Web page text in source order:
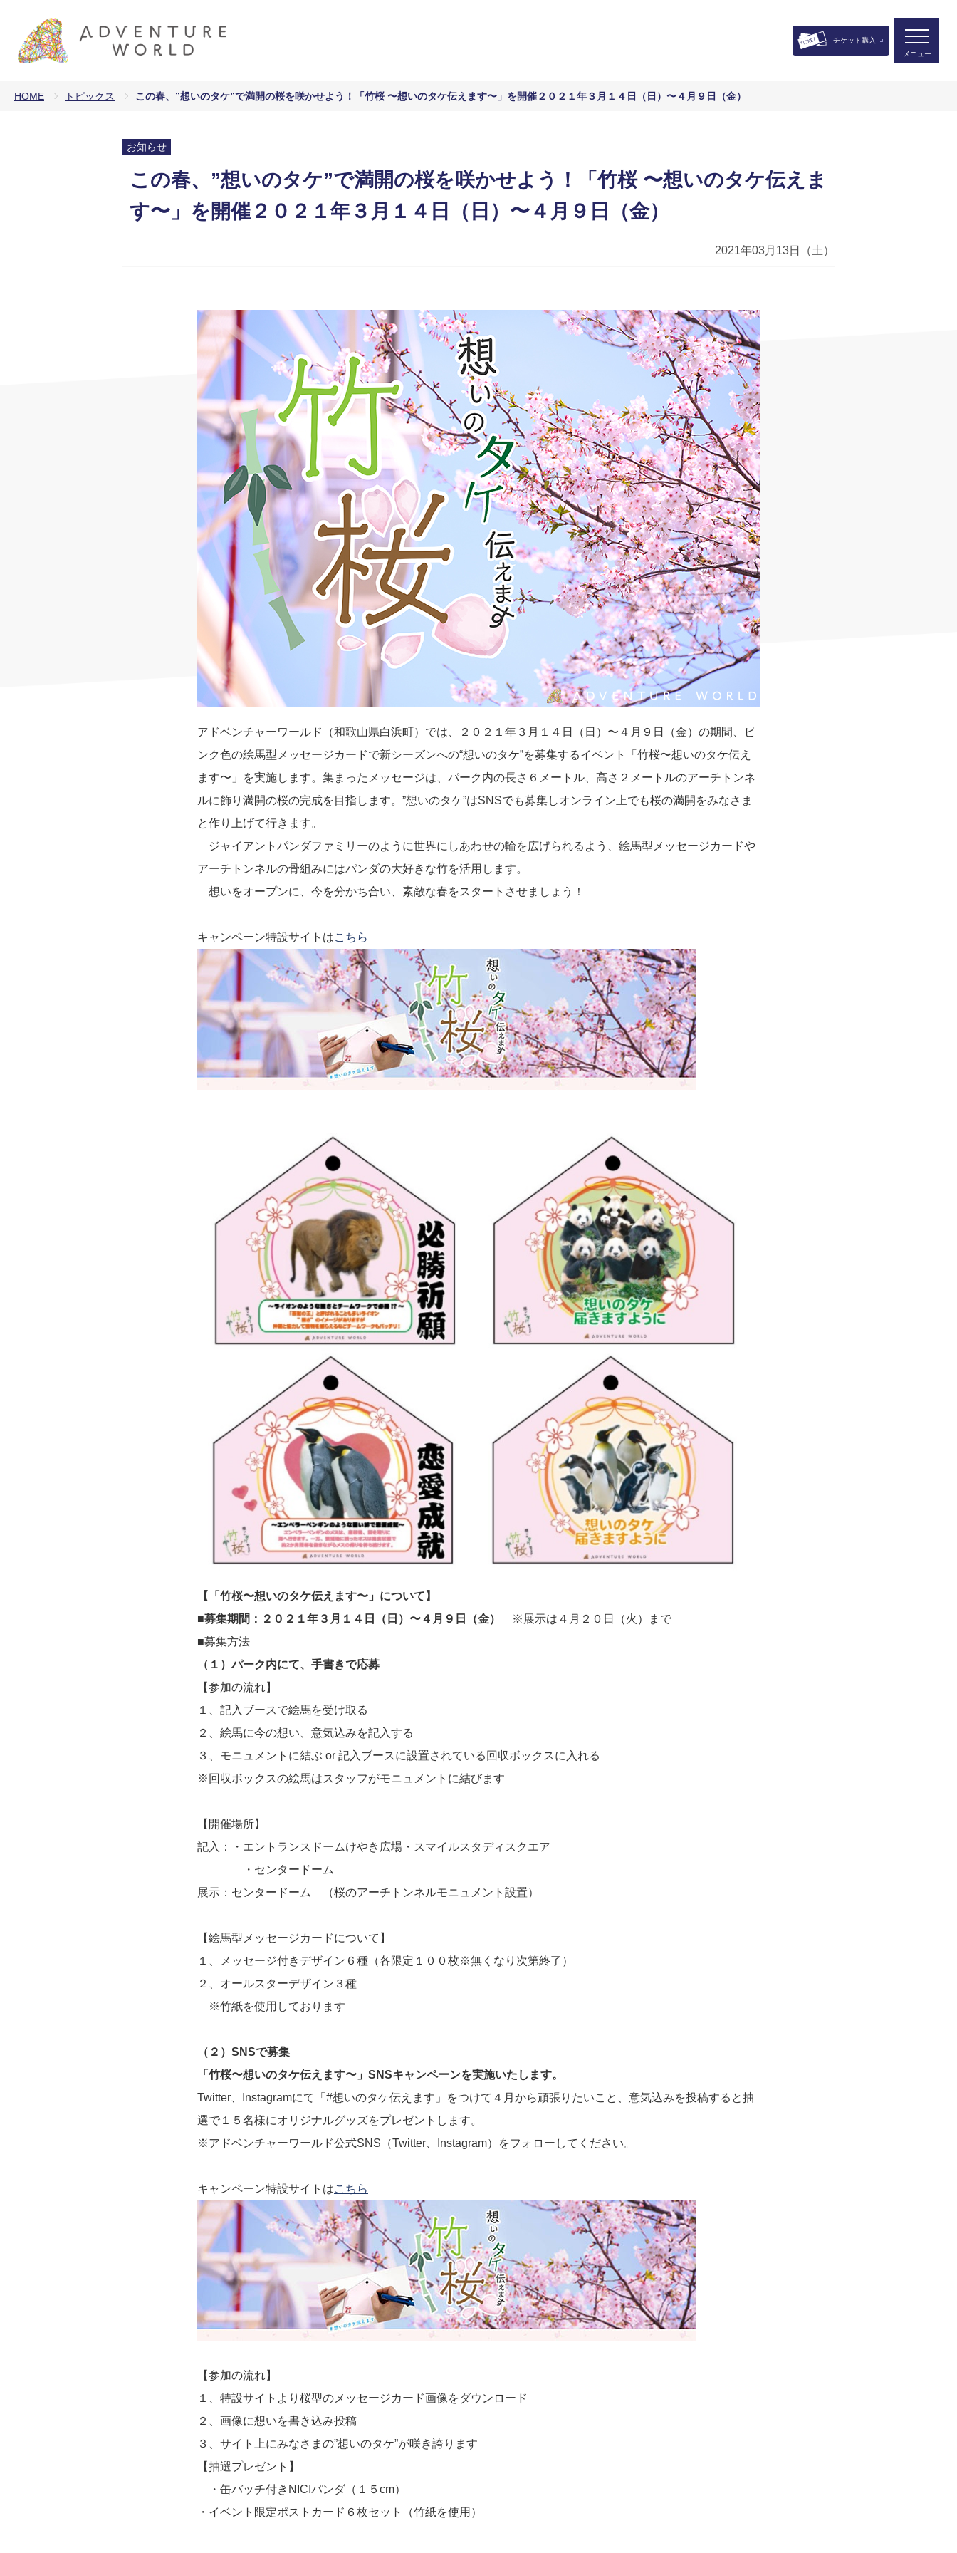
チケット購入
メニュー
HOME トピックス この春、”想いのタケ”で満開の桜を咲かせよう！「竹桜 〜想いのタケ伝えます〜」を開催２０２１年３月１４日（日）〜４月９日（金）
お知らせ
この春、”想いのタケ”で満開の桜を咲かせよう！「竹桜 〜想いのタケ伝えま
す〜」を開催２０２１年３月１４日（日）〜４月９日（金）
2021年03月13日（土）
アドベンチャーワールド（和歌山県白浜町）では、２０２１年３月１４日（日）〜４月９日（金）の期間、ピ
ンク色の絵馬型メッセージカードで新シーズンへの“想いのタケ”を募集するイベント「竹桜〜想いのタケ伝え
ます〜」を実施します。集まったメッセージは、パーク内の長さ６メートル、高さ２メートルのアーチトンネ
ルに飾り満開の桜の完成を目指します。”想いのタケ”はSNSでも募集しオンライン上でも桜の満開をみなさま
と作り上げて行きます。
ジャイアントパンダファミリーのように世界にしあわせの輪を広げられるよう、絵馬型メッセージカードや
アーチトンネルの骨組みにはパンダの大好きな竹を活用します。
想いをオープンに、今を分かち合い、素敵な春をスタートさせましょう！
キャンペーン特設サイトはこちら
【「竹桜〜想いのタケ伝えます〜」について】
■募集期間：２０２１年３月１４日（日）〜４月９日（金）
※展示は４月２０日（火）まで
■募集方法
（１）パーク内にて、手書きで応募
【参加の流れ】
１、記入ブースで絵馬を受け取る
２、絵馬に今の想い、意気込みを記入する
３、モニュメントに結ぶ or 記入ブースに設置されている回収ボックスに入れる
※回収ボックスの絵馬はスタッフがモニュメントに結びます
【開催場所】
記入：・エントランスドームけやき広場・スマイルスタディスクエア
・センタードーム
展示：センタードーム （桜のアーチトンネルモニュメント設置）
【絵馬型メッセージカードについて】
１、メッセージ付きデザイン６種（各限定１００枚※無くなり次第終了）
２、オールスターデザイン３種
※竹紙を使用しております
（２）SNSで募集
「竹桜〜想いのタケ伝えます〜」SNSキャンペーンを実施いたします。
Twitter、Instagramにて「#想いのタケ伝えます」をつけて４月から頑張りたいこと、意気込みを投稿すると抽
選で１５名様にオリジナルグッズをプレゼントします。
※アドベンチャーワールド公式SNS（Twitter、Instagram）をフォローしてください。
キャンペーン特設サイトはこちら
【参加の流れ】
１、特設サイトより桜型のメッセージカード画像をダウンロード
２、画像に想いを書き込み投稿
３、サイト上にみなさまの”想いのタケ”が咲き誇ります
【抽選プレゼント】
・缶バッチ付きNICIパンダ（１５cm）
・イベント限定ポストカード６枚セット（竹紙を使用）